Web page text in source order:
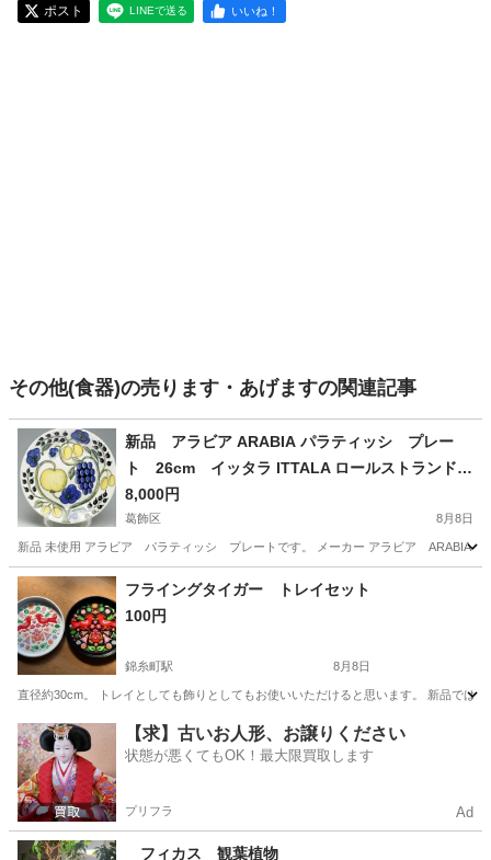
ポスト LINEで送る いいね！
その他(食器)の売ります・あげますの関連記事
新品 アラビア ARABIA パラティッシ プレー
ト 26cm イッタラ ITTALA ロールストランド
ロイヤル コペンハーゲン marimekko マリメッコ
フィンランド デンマーク ノルウェー スウェーデ
ン ストウブ シャスール バーミキュラ パイレッ
クス オールドパイレックス 南部鉄 北欧 IKEA H&
M ヘイ HAY ビタクラフト フィスラー アサヒ軽金
8,000円
葛飾区 8月8日
新品 未使用 アラビア パラティッシ プレートです。 メーカー アラビア ARABIA
東京 葛飾区 生活雑貨 パイレックス
フライングタイガー トレイセット
100円
錦糸町駅 8月8日
直径約30cm。 トレイとしても飾りとしてもお使いいただけると思います。 新品では
東京 墨田区 錦糸町駅 食器 フライングタイガー
【求】古いお人形、お譲りください
状態が悪くてもOK！最大限買取します
プリフラ Ad
フィカス 観葉植物